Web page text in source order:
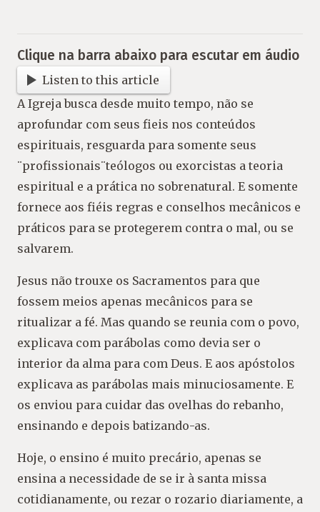
Clique na barra abaixo para escutar em áudio
Listen to this article
A Igreja busca desde muito tempo, não se
aprofundar com seus fieis nos conteúdos
espirituais, resguarda para somente seus
¨profissionais¨teólogos ou exorcistas a teoria
espiritual e a prática no sobrenatural. E somente
fornece aos fiéis regras e conselhos mecânicos e
práticos para se protegerem contra o mal, ou se
salvarem.
Jesus não trouxe os Sacramentos para que
fossem meios apenas mecânicos para se
ritualizar a fé. Mas quando se reunia com o povo,
explicava com parábolas como devia ser o
interior da alma para com Deus. E aos apóstolos
explicava as parábolas mais minuciosamente. E
os enviou para cuidar das ovelhas do rebanho,
ensinando e depois batizando-as.
Hoje, o ensino é muito precário, apenas se
ensina a necessidade de se ir à santa missa
cotidianamente, ou rezar o rozario diariamente, a